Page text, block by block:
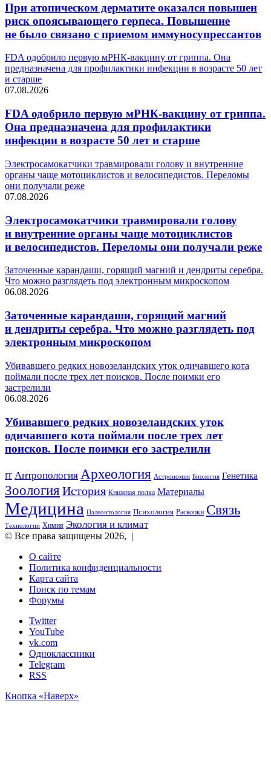
При атопическом дерматите оказался повышен
риск опоясывающего герпеса. Повышение
не было связано с приемом иммуносупрессантов
FDA одобрило первую мРНК-вакцину от гриппа. Она
предназначена для профилактики инфекции в возрасте 50 лет
и старше
07.08.2026
FDA одобрило первую мРНК-вакцину от гриппа.
Она предназначена для профилактики
инфекции в возрасте 50 лет и старше
Электросамокатчики травмировали голову и внутренние
органы чаще мотоциклистов и велосипедистов. Переломы
они получали реже
07.08.2026
Электросамокатчики травмировали голову
и внутренние органы чаще мотоциклистов
и велосипедистов. Переломы они получали реже
Заточенные карандаши, горящий магний и дендриты серебра.
Что можно разглядеть под электронным микроскопом
06.08.2026
Заточенные карандаши, горящий магний
и дендриты серебра. Что можно разглядеть под
электронным микроскопом
Убивавшего редких новозеландских уток одичавшего кота
поймали после трех лет поисков. После поимки его
застрелили
06.08.2026
Убивавшего редких новозеландских уток
одичавшего кота поймали после трех лет
поисков. После поимки его застрелили
IT Антропология Археология Астрономия Биология Генетика
Зоология История Книжная полка Материалы
Медицина Палеонтология Психология Раскопки Связь
Технологии Химия Экология и климат
© Все права защищены 2026, |
О сайте
Политика конфиденциальности
Карта сайта
Поиск по темам
Форумы
Twitter
YouTube
vk.com
Одноклассники
Telegram
RSS
Кнопка «Наверх»